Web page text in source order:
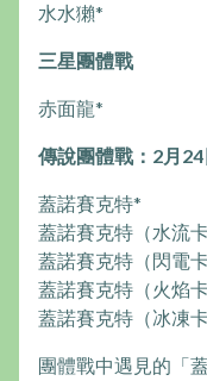
水水獺*
三星團體戰
赤面龍*
傳說團體戰：2月24
蓋諾賽克特*
蓋諾賽克特（水流
蓋諾賽克特（閃電
蓋諾賽克特（火焰
蓋諾賽克特（冰凍
團體戰中遇見的「